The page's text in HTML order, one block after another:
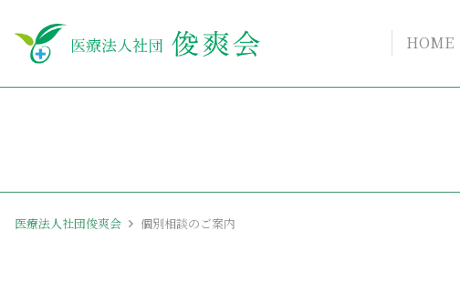
HOME
医療法人社団俊爽会 個別相談のご案内